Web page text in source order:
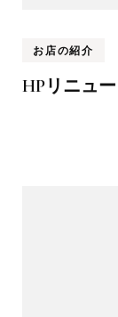
お店の紹介
HPリニュ